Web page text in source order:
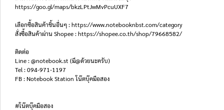
https://goo.gl/maps/bkzLPtJwMvPcuUXF7
เลือกซื้อสินค้าชิ้นอื่นๆ : https://www.notebooknbst.com/category
สั่งซื้อสินค้าผ่าน Shopee : https://shopee.co.th/shop/79668582/
ติดต่อ
Line : @notebook.st (มี@ด้วยนะครับ)
Tel : 094-971-1197
FB : Notebook Station โน๊ตบุ๊คมือสอง
#โน๊ตบุ๊คมือสอง